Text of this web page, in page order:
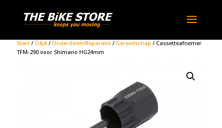
Start/ O&A/ Onderdelen/Reparatie/ Gereedschap / Cassetteafnemer
TFM-290 voor Shimano HG24mm